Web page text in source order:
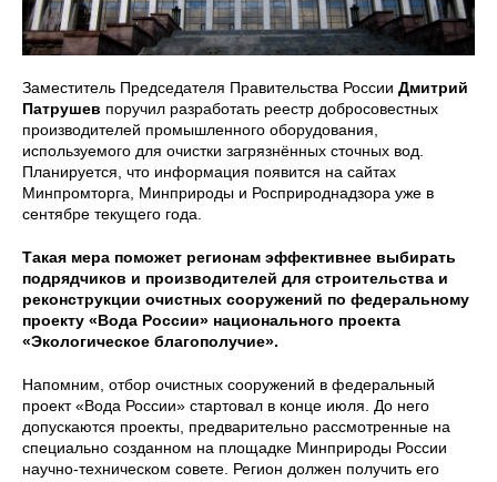
Заместитель Председателя Правительства России Дмитрий
Патрушев поручил разработать реестр добросовестных
производителей промышленного оборудования,
используемого для очистки загрязнённых сточных вод.
Планируется, что информация появится на сайтах
Минпромторга, Минприроды и Росприроднадзора уже в
сентябре текущего года.
Такая мера поможет регионам эффективнее выбирать
подрядчиков и производителей для строительства и
реконструкции очистных сооружений по федеральному
проекту «Вода России» национального проекта
«Экологическое благополучие».
Напомним, отбор очистных сооружений в федеральный
проект «Вода России» стартовал в конце июля. До него
допускаются проекты, предварительно рассмотренные на
специально созданном на площадке Минприроды России
научно-техническом совете. Регион должен получить его